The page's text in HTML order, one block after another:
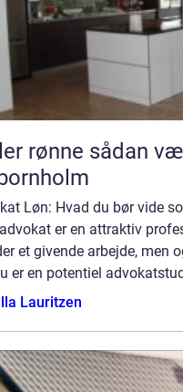
vælger du den rette fagmand
Løn: Hvad du bør vide
er en attraktiv
et givende arbejde, men
er en potentiel
Lauritzen